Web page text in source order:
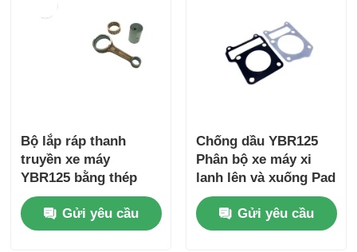
Bộ ly hợp xe máy
ống xả xe máy
Xi lanh xe máy
Bộ lắp ráp thanh
truyền xe máy
YBR125 bằng thép
hợp kim, khoảng
cách tâm 89MM
Gửi yêu cầu
Chống dầu YBR125
Phân bộ xe máy xi
lanh lên và xuống Pad
Set Engine Xi lanh
niêm phongGửi yêu cầu